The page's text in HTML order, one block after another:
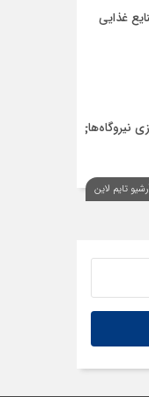
غذایی
نیروگاه‌های
تایم لاین